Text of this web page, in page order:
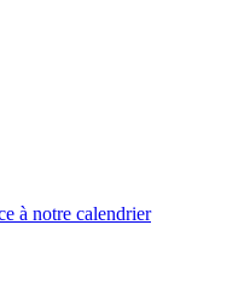
à notre calendrier